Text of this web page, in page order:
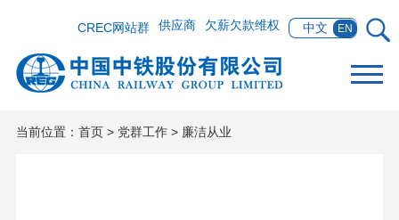
中文 EN
欠薪欠款维权
供应商
CREC网站群
当前位置： 首页> 党群工作> 廉洁从业